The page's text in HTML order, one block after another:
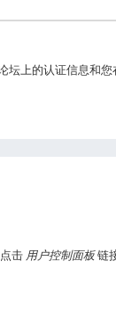
上的认证信息和
击 用户控制面板链